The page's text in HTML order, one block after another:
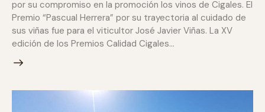
por su compromiso en la promoción los vinos de Cigales. El
Premio “Pascual Herrera” por su trayectoria al cuidado de
sus viñas fue para el viticultor José Javier Viñas. La XV
edición de los Premios Calidad Cigales…